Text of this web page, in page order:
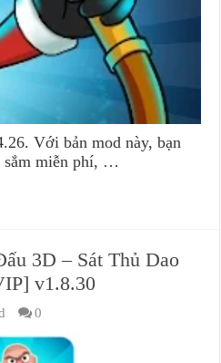
Với bản mod này, bạn
sắm miễn phí, …
3D – Sát Thủ Dao
v1.8.30
0